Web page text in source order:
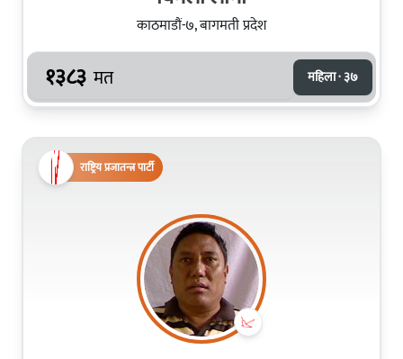
काठमाडौं-७, बागमती प्रदेश
१३८३ मत महिला · ३७
राष्ट्रिय प्रजातन्त्र पार्टी